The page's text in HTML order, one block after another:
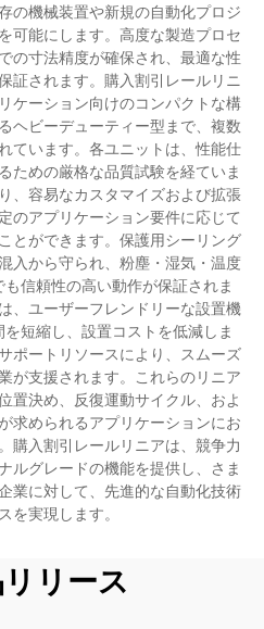
の機械装置や新規の自動化プロジ
可能にします。高度な製造プロセ
の寸法精度が確保され、最適な性
証されます。購入割引レールリニ
ケーション向けのコンパクトな構
ヘビーデューティー型まで、複数
ています。各ユニットは、性能仕
ための厳格な品質試験を経ていま
、容易なカスタマイズおよび拡張
のアプリケーション要件に応じて
とができます。保護用シーリング
入から守られ、粉塵・湿気・温度
信頼性の高い動作が保証されま
、ユーザーフレンドリーな設置機
短縮し、設置コストを低減しま
ポートリソースにより、スムーズ
が支援されます。これらのリニア
置決め、反復運動サイクル、およ
求められるアプリケーションにお
購入割引レールリニアは、競争力
ルグレードの機能を提供し、さま
業に対して、先進的な自動化技術
を実現します。
リース